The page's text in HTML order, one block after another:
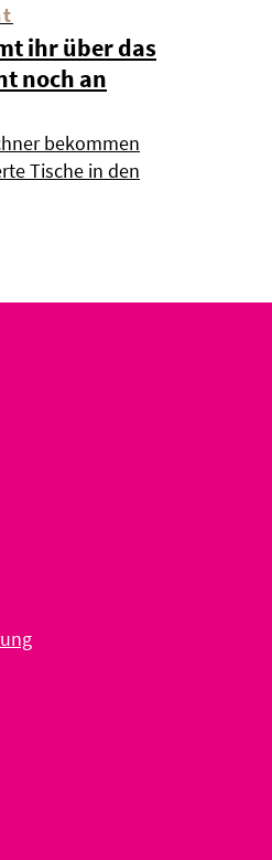
ihr über das
noch an
bekommen
Tische in den